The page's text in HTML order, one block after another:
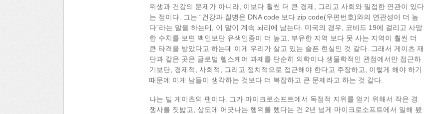
위생과 건강의 문제가 아니라, 이보다 훨씬 더 큰 경제, 그리고 사회와 밀접한 연관이 있다
는 점이다. 그는 “건강과 질병은 DNA code 보다 zip code(우편번호)와의 연관성이 더 높
다”라는 말을 하는데, 이 말이 계속 뇌리에 남는다. 미국의 경우, 코비드 19에 걸리고 사망
한 수치를 보면 백인보단 유색인종이 더 높고, 부유한 지역 보다 못 사는 지역이 훨씬 더
큰 타격을 받았다고 하는데 이게 우리가 살고 있는 슬픈 현실인 것 같다. 그래서 게이츠 재
단과 같은 곳은 글로벌 헬스케어 과제를 단순히 의학이나 생물학적인 관점에서만 접근하
기보단, 경제적, 사회적, 그리고 정치적으로 접근해야 한다고 주장하고, 이렇게 해야 하기
때문에 이게 남들이 생각하는 것보다 더 복잡하고 큰 문제라고 하는 것 같다.
나는 빌 게이츠의 팬이다. 그가 마이크로소프트에서 독점적 지위를 얻기 위해서 작은 경
쟁사를 짓밟고, 상도에 어긋나는 행위를 했다는 건 2년 넘게 마이크로소프트에서 일해 봤